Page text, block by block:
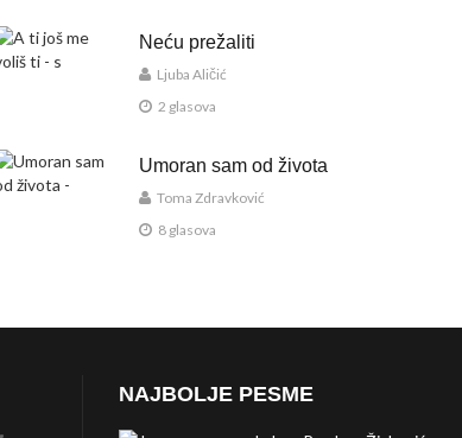
Neću prežaliti
Ljuba Aličić
2 glasova
Umoran sam od života
Toma Zdravković
8 glasova
NAJBOLJE PESME